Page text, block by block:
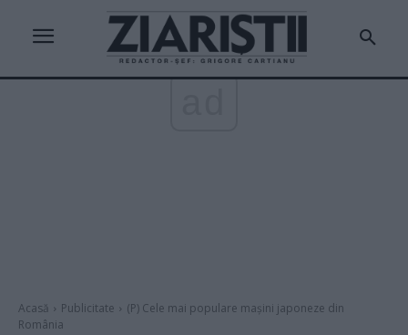
Acasă Publicitate
(P) Cele mai populare mașini japoneze din
România